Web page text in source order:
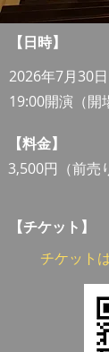
​【日時】
2026年7月30日
19:00開演（開
​【料金】
3,500円（前売
​【チケット】
チケット